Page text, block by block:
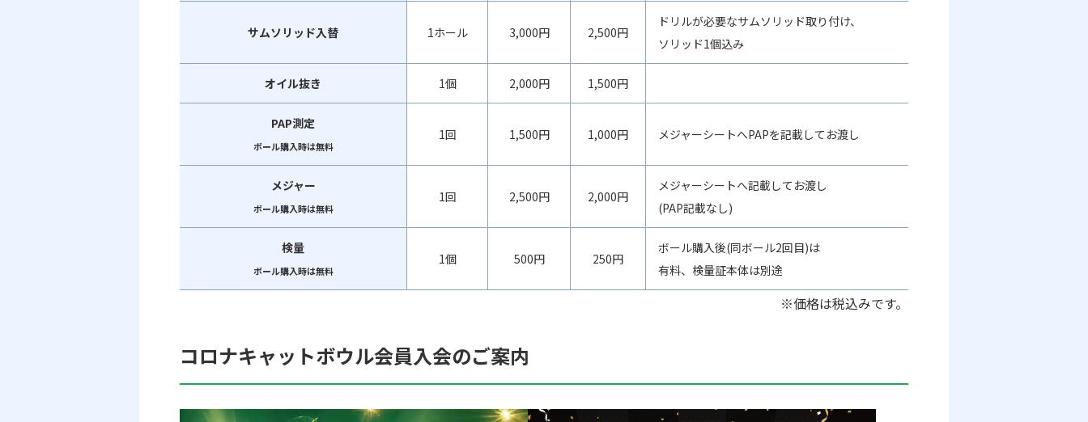
サムソリッド入替 1ホール 3,000円 2,500円
ドリルが必要なサムソリッド取り付け、
ソリッド1個込み
オイル抜き 1個 2,000円 1,500円
PAP測定
ボール購入時は無料
1回 1,500円 1,000円 メジャーシートへPAPを記載してお渡し
メジャー
ボール購入時は無料
1回 2,500円 2,000円
メジャーシートへ記載してお渡し
(PAP記載なし)
検量
ボール購入時は無料
1個 500円 250円
ボール購入後(同ボール2回目)は
有料、検量証本体は別途
※価格は税込みです。
コロナキャットボウル会員入会のご案内